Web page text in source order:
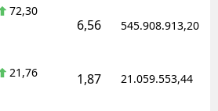
72,30
6,56 545.908.913,20
21,76 1,87 21.059.553,44